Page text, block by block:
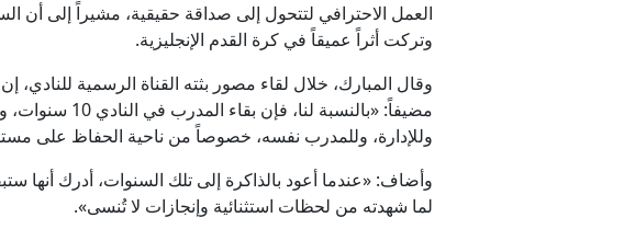
إيران..
وتركت أثراً عميقاً في كرة القدم الإنجليزية.
مضيفاً:
وللإدارة، وللمدرب نفسه، خصوصاً من ناحية الحفاظ على
وأضاف: «عندما أعود بالذاكرة إلى تلك السنوات، أدرك
لما شهدته من لحظات استثنائية وإنجازات لا تُنسى».